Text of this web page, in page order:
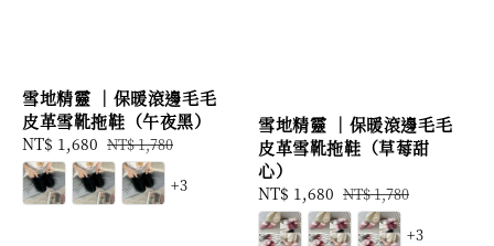
雪地精靈 ｜保暖滾邊毛毛
皮革雪靴拖鞋（午夜黑）
Sale
price
NT$ 1,680 Regular
price
NT$ 1,780
+3
雪地精靈 ｜保暖滾邊毛毛
皮革雪靴拖鞋（草莓甜
心）
Sale
price
NT$ 1,680 Regular
price
NT$ 1,780
+3